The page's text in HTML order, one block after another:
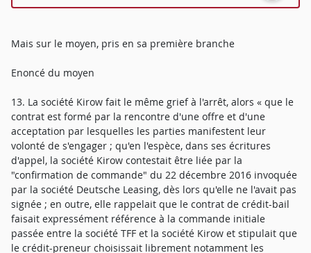
Mais sur le moyen, pris en sa première branche
Enoncé du moyen
13. La société Kirow fait le même grief à l'arrêt, alors « que le
contrat est formé par la rencontre d'une offre et d'une
acceptation par lesquelles les parties manifestent leur
volonté de s'engager ; qu'en l'espèce, dans ses écritures
d'appel, la société Kirow contestait être liée par la
"confirmation de commande" du 22 décembre 2016 invoquée
par la société Deutsche Leasing, dès lors qu'elle ne l'avait pas
signée ; en outre, elle rappelait que le contrat de crédit-bail
faisait expressément référence à la commande initiale
passée entre la société TFF et la société Kirow et stipulait que
le crédit-preneur choisissait librement notamment les